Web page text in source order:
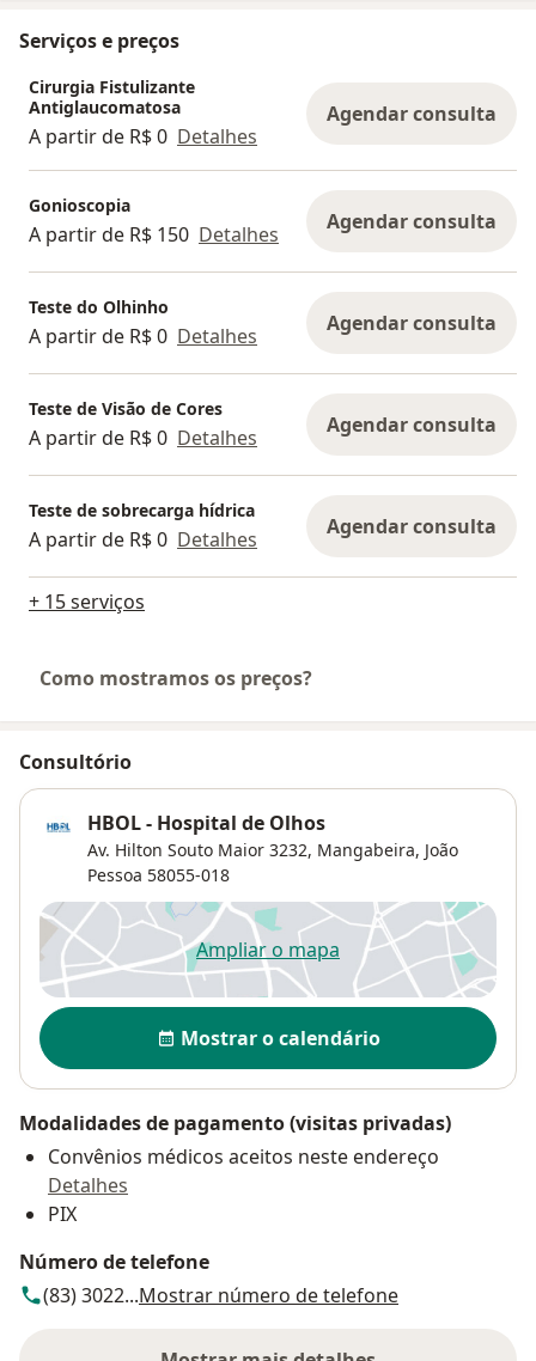
Serviços e preços
Cirurgia Fistulizante
Antiglaucomatosa
A partir de R$ 0 Detalhes
Agendar consulta
Gonioscopia
A partir de R$ 150 Detalhes Agendar consulta
Teste do Olhinho
A partir de R$ 0 Detalhes Agendar consulta
Teste de Visão de Cores
A partir de R$ 0 Detalhes Agendar consulta
Teste de sobrecarga hídrica
A partir de R$ 0 Detalhes Agendar consulta
+ 15 serviços
Como mostramos os preços?
Consultório
HBOL - Hospital de Olhos
Av. Hilton Souto Maior 3232, Mangabeira, João
Pessoa 58055-018
Ampliar o mapaabre num novo separador
Disponibilidade
Mostrar o calendário
Modalidades de pagamento (visitas privadas)
Convênios médicos aceitos neste endereço
Detalhes
PIX
Número de telefone
(83) 3022...Mostrar número de telefone